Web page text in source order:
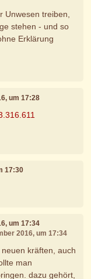
Unwesen treiben,
stehen - und so
Erklärung
um 17:28
17:30
um 17:34
2016, um 17:34
kräften, auch
man
dazu gehört,